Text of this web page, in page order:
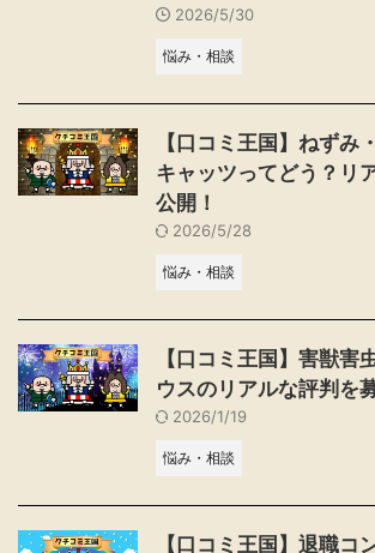
2026/5/30
悩み・相談
【口コミ王国】ねずみ
キャッツってどう？リ
公開！
2026/5/28
悩み・相談
【口コミ王国】害獣害
ウスのリアルな評判を
2026/1/19
悩み・相談
【口コミ王国】退職コ